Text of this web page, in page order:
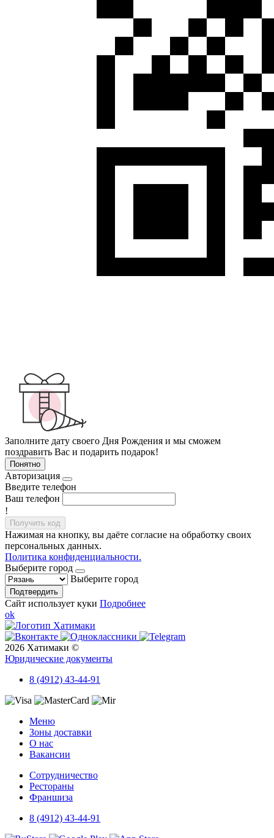
Заполните дату своего Дня Рождения и мы сможем
поздравить Вас и подарить подарок!
Понятно
Авторизация
Введите телефон
Ваш телефон
!
Получить код
Нажимая на кнопку, вы даёте согласие на обработку своих
персональных данных.
Политика конфиденциальности.
Выберите город
Выберите город
Подтвердить
Сайт использует куки Подробнее
ok
2026 Хатимаки ©
Юридические документы
8 (4912) 43-44-91
Меню
Зоны доставки
О нас
Вакансии
Сотрудничество
Рестораны
Франшиза
8 (4912) 43-44-91